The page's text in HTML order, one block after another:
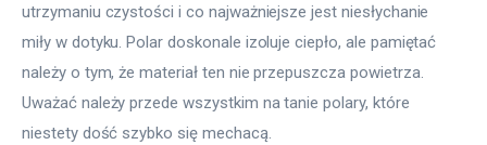
utrzymaniu czystości i co najważniejsze jest niesłychanie
miły w dotyku. Polar doskonale izoluje ciepło, ale pamiętać
należy o tym, że materiał ten nie przepuszcza powietrza.
Uważać należy przede wszystkim na tanie polary, które
niestety dość szybko się mechacą.